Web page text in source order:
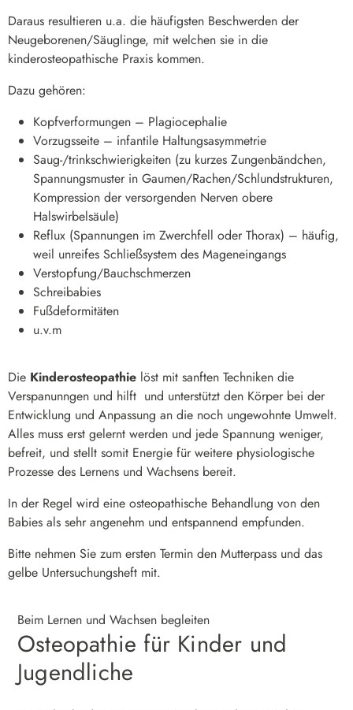
Daraus resultieren u.a. die häufigsten Beschwerden der
Neugeborenen/Säuglinge, mit welchen sie in die
kinderosteopathische Praxis kommen.
Dazu gehören:
Kopfverformungen – Plagiocephalie
Vorzugsseite – infantile Haltungsasymmetrie
Saug-/trinkschwierigkeiten (zu kurzes Zungenbändchen,
Spannungsmuster in Gaumen/Rachen/Schlundstrukturen,
Kompression der versorgenden Nerven obere
Halswirbelsäule)
Reflux (Spannungen im Zwerchfell oder Thorax) – häufig,
weil unreifes Schließsystem des Mageneingangs
Verstopfung/Bauchschmerzen
Schreibabies
Fußdeformitäten
u.v.m
Die Kinderosteopathie löst mit sanften Techniken die
Verspanunngen und hilft und unterstützt den Körper bei der
Entwicklung und Anpassung an die noch ungewohnte Umwelt.
Alles muss erst gelernt werden und jede Spannung weniger,
befreit, und stellt somit Energie für weitere physiologische
Prozesse des Lernens und Wachsens bereit.
In der Regel wird eine osteopathische Behandlung von den
Babies als sehr angenehm und entspannend empfunden.
Bitte nehmen Sie zum ersten Termin den Mutterpass und das
gelbe Untersuchungsheft mit.
Beim Lernen und Wachsen begleiten
Osteopathie für Kinder und
Jugendliche